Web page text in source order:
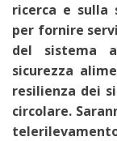
ricerca e sulla
per fornire
del sistema
sicurezza
resilienza dei
circolare.